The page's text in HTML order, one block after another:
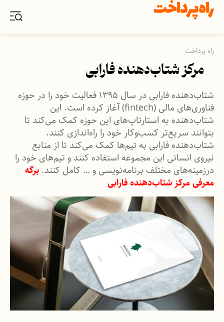
راه پرداخت
مرکز شتاب‌دهنده فارابی
شتاب‌دهنده فارابی در سال ۱۳۹۵ فعالیت خود را در حوزه
فناوری‌های مالی (fintech) آغاز کرده است. این
شتاب‌دهنده به استارتاپ‌های این حوزه کمک می‌کند تا
بتوانند سریع‌تر کسب‌وکار خود را راه‌اندازی کنند.
شتاب‌دهنده فارابی به تیم‌ها کمک می‌کند تا از منابع
نیروی انسانی این مجموعه استفاده کنند و تیم‌های خود را
درزمینه‌های مختلف برنامه‌نویسی و … کامل کنند. برگه
معرفی مرکز شتاب‌دهنده فارابی